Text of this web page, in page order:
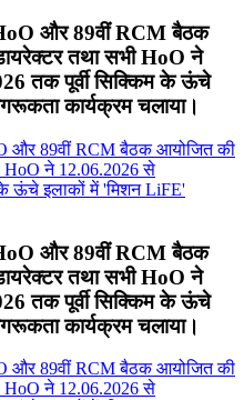
और 89वीं RCM बैठक
तथा सभी HoO ने
तक पूर्वी सिक्किम के ऊंचे
कार्यक्रम चलाया।
और 89वीं RCM बैठक
तथा सभी HoO ने
तक पूर्वी सिक्किम के ऊंचे
कार्यक्रम चलाया।